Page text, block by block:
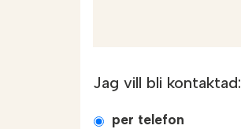
Jag vill bli kontaktad:
per telefon